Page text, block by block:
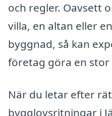
och regler. Oavsett
villa, en altan eller
byggnad, så kan
företag göra en stor
När du letar efter
bygglovsritningar i